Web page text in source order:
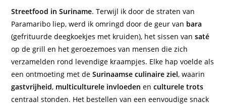
Streetfood in Suriname. Terwijl ik door de straten van
Paramaribo liep, werd ik omringd door de geur van bara
(gefrituurde deegkoekjes met kruiden), het sissen vansaté
op de grill en het geroezemoes van mensen die zich
verzamelden rond levendige kraampjes. Elke hap voelde als
een ontmoeting met deSurinaamse culinaire ziel, waarin
gastvrijheid, multiculturele invloeden enculturele trots
centraal stonden. Het bestellen van een eenvoudige snack